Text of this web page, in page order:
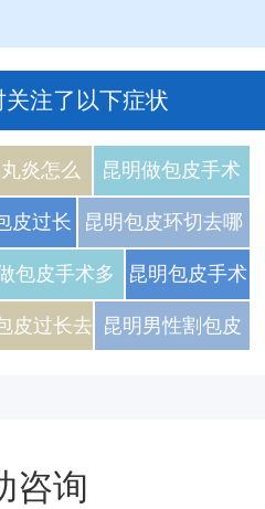
注了以下症状
炎怎么
老中医秘
开！
昆明做包皮手术
多少钱？2024最
新价格+避坑指南
一次讲清！
皮过长
家医院
操作规
昆明包皮环切去哪
家医院更受关注
包皮手术多
细与影响因
昆明包皮手术
费用大揭秘！
皮过长去 昆明男性割包皮
咨询